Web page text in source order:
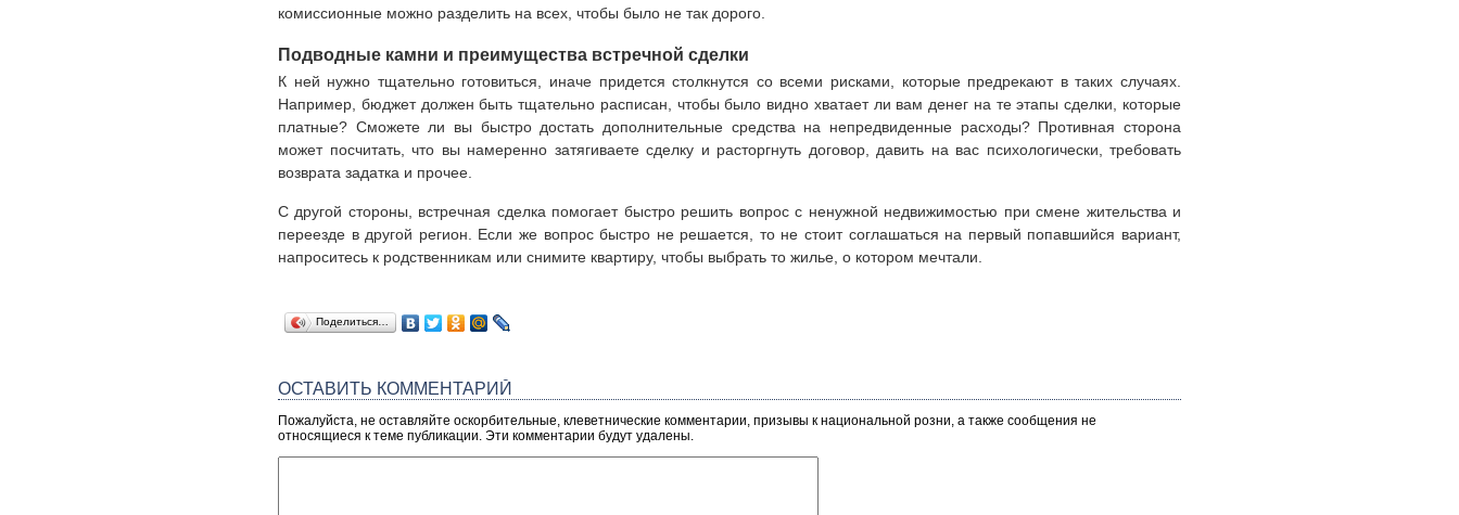
комиссионные можно разделить на всех, чтобы было не так дорого.
Подводные камни и преимущества встречной сделки
К ней нужно тщательно готовиться, иначе придется столкнутся со всеми рисками, которые предрекают в таких случаях.
Например, бюджет должен быть тщательно расписан, чтобы было видно хватает ли вам денег на те этапы сделки, которые
платные? Сможете ли вы быстро достать дополнительные средства на непредвиденные расходы? Противная сторона
может посчитать, что вы намеренно затягиваете сделку и расторгнуть договор, давить на вас психологически, требовать
возврата задатка и прочее.
С другой стороны, встречная сделка помогает быстро решить вопрос с ненужной недвижимостью при смене жительства и
переезде в другой регион. Если же вопрос быстро не решается, то не стоит соглашаться на первый попавшийся вариант,
напроситесь к родственникам или снимите квартиру, чтобы выбрать то жилье, о котором мечтали.
Поделиться…
ОСТАВИТЬ КОММЕНТАРИЙ
Пожалуйста, не оставляйте оскорбительные, клеветнические комментарии, призывы к национальной розни, а также сообщения не
относящиеся к теме публикации. Эти комментарии будут удалены.